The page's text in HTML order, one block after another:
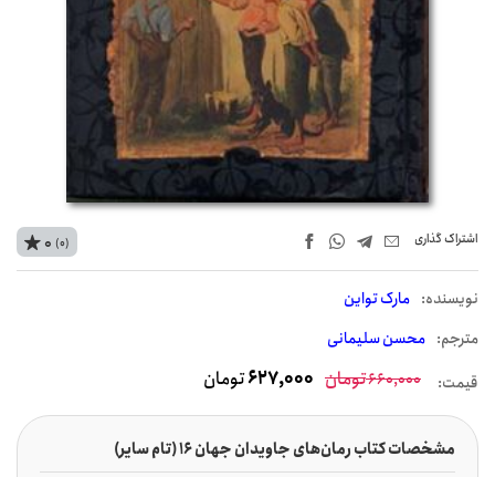
اشتراک‌ گذاری
نويسنده: مارک تواین
مترجم: محسن سلیمانی
0 (0)
قیمت: 660,000تومان 627,000تومان
مشخصات کتاب رمان‌های جاویدان جهان‏‫ 16 (تام سایر)